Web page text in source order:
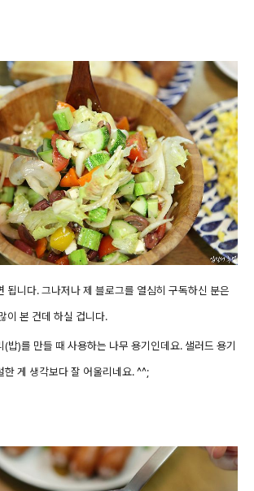
됩니다.그나저나 제 블로그를 열심히 구독하신 분은
이 본 건데 하실 겁니다.
(밥)를 만들 때 사용하는 나무 용기인데요. 샐러드 용기
한 게 생각보다 잘 어울리네요. ^^;